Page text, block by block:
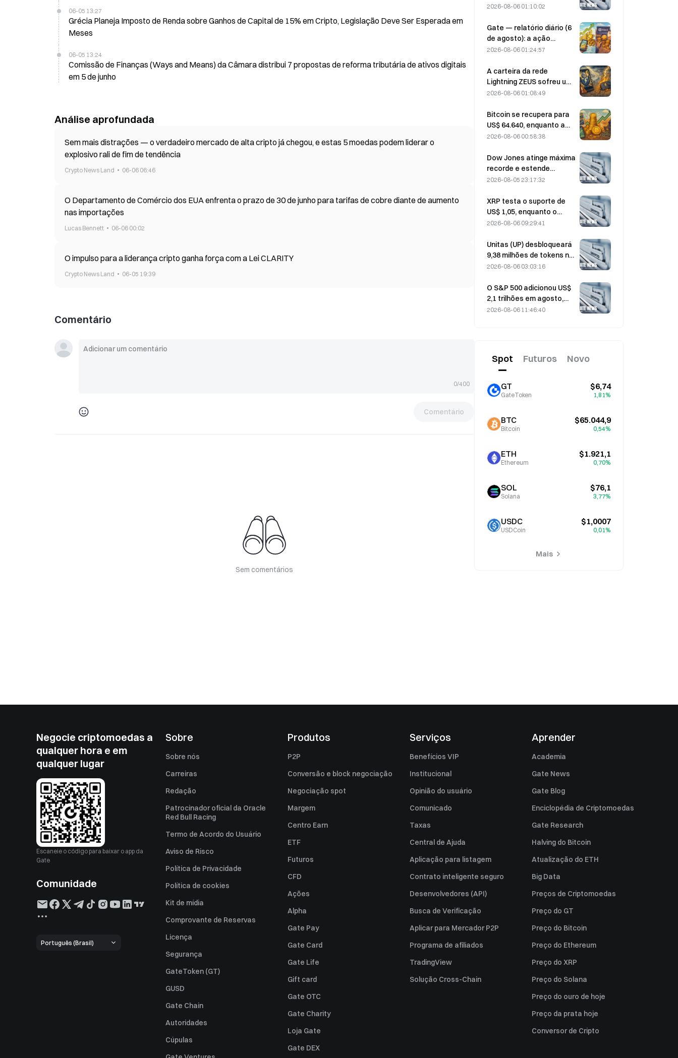
06-05 13:27
Grécia Planeja Imposto de Renda sobre Ganhos de Capital de 15% em Cripto, Legislação Deve Ser Esperada em
Meses
06-05 13:24
Comissão de Finanças (Ways and Means) da Câmara distribui 7 propostas de reforma tributária de ativos digitais
em 5 de junho
Análise aprofundada
Sem mais distrações — o verdadeiro mercado de alta cripto já chegou, e estas 5 moedas podem liderar o
explosivo rali de fim de tendência
Crypto News Land 06-06 06:46
O Departamento de Comércio dos EUA enfrenta o prazo de 30 de junho para tarifas de cobre diante de aumento
nas importações
Lucas Bennett 06-06 00:02
O impulso para a liderança cripto ganha força com a Lei CLARITY
Crypto News Land 06-05 19:39
Comentário
0/400
Comentário
Sem comentários
de estações-base de IA
rede 6G
2026-08-06 01:10:02
Gate — relatório diário (6
de agosto): a ação
preferencial STRC da
força; a Block eleva sua
previsão de resultados
para todo o ano de 2026
2026-08-06 01:24:57
A carteira da rede
Lightning ZEUS sofreu um
ataque e está
ar; a equipe oficial afirma
que os fundos dos
usuários não foram
2026-08-06 01:08:49
Bitcoin se recupera para
US$ 64.640, enquanto a
vulnerabilidade da
ativas atingirem a máxima
dos últimos três meses
2026-08-06 00:58:38
Dow Jones atinge máxima
recorde e estende
sequência de cinco dias
overnight; investimentos
em IA impulsionam
ganhos
2026-08-05 23:17:32
XRP testa o suporte de
US$ 1,05, enquanto o
Ethereum se mantém em
baixo volume
2026-08-06 09:29:41
Unitas (UP) desbloqueará
9,38 milhões de tokens no
valor de US$ 3,18 milhões
2026-08-06 03:03:16
O S&P 500 adicionou US$
2,1 trilhões em agosto,
uma alta de 3,12%,
2026-08-06 11:46:40
Spot Futuros Novo
GT
GateToken
$6,74
1,81%
BTC
Bitcoin
$65.044,9
0,54%
ETH
Ethereum
$1.921,1
0,70%
SOL
Solana
$76,1
3,77%
USDC
USDCoin
$1,0007
0,01%
Mais
Negocie criptomoedas a
qualquer hora e em
qualquer lugar
Escaneie o código para baixar o app da
Gate
Comunidade
Português (Brasil)
Sobre
Sobre nós
Carreiras
Redação
Patrocinador oficial da Oracle
Red Bull Racing
Termo de Acordo do Usuário
Aviso de Risco
Política de Privacidade
Política de cookies
Kit de mídia
Comprovante de Reservas
Licença
Segurança
GateToken (GT)
GUSD
Gate Chain
Autoridades
Cúpulas
Produtos
P2P
Conversão e block negociação
Negociação spot
Margem
Centro Earn
ETF
Futuros
CFD
Ações
Alpha
Gate Pay
Gate Card
Gate Life
Gift card
Gate OTC
Gate Charity
Loja Gate
Gate DEX
Serviços
Benefícios VIP
Institucional
Opinião do usuário
Comunicado
Taxas
Central de Ajuda
Aplicação para listagem
Contrato inteligente seguro
Desenvolvedores (API)
Busca de Verificação
Aplicar para Mercador P2P
Programa de afiliados
TradingView
Solução Cross-Chain
Aprender
Academia
Gate News
Gate Blog
Enciclopédia de Criptomoedas
Gate Research
Halving do Bitcoin
Atualização do ETH
Big Data
Preços de Criptomoedas
Preço do GT
Preço do Bitcoin
Preço do Ethereum
Preço do XRP
Preço do Solana
Preço do ouro de hoje
Preço da prata hoje
Conversor de Cripto